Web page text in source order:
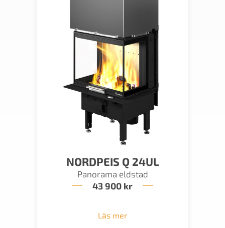
NORDPEIS Q 24UL
Panorama eldstad
43 900 kr
Läs mer